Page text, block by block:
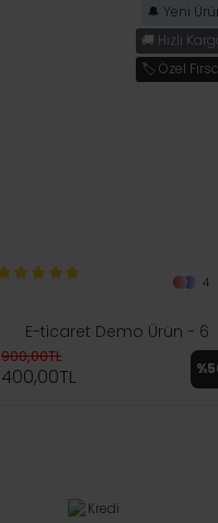
🔔 Yeni
🚚 Hızlı
🏷️ Özel
4
E-ticaret Demo Ürün - 6
400,00TL
900,00TL